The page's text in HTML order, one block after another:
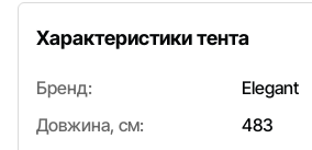
Характеристики тента
Бренд:
Elegant
Довжина, см:
483